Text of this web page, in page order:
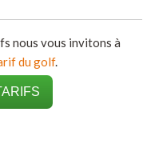
nous vous invitons à
du golf.